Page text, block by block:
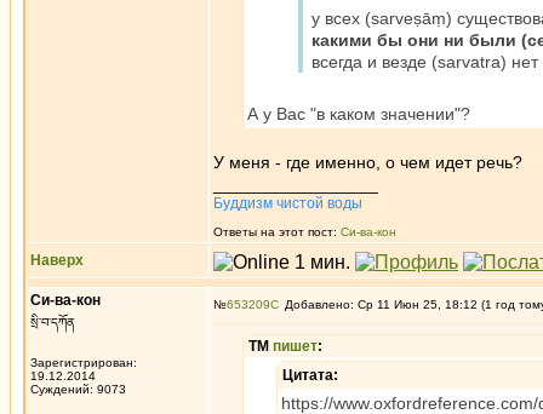
у всех (sarveṣāṃ)
какими бы они ни были
всегда и везде (sarvatra)
А у Вас "в каком значении"?
У меня - где именно, о чем идет речь?
Буддизм чистой воды
Ответы на этот пост: Си-ва-кон
Наверх
Си-ва-кон
སྲི་བ་དཀོན
Зарегистрирован:
19.12.2014
Суждений: 9073
№653209 Добавлено: Ср 11 Июн 25, 18:12 (1 год
ТМ пишет:
Цитата:
https://